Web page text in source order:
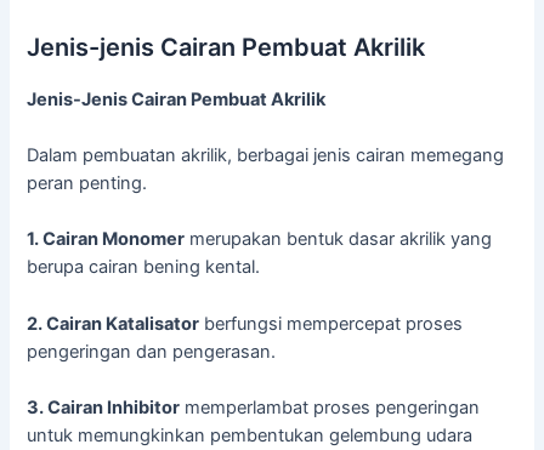
Jenis-jenis Cairan Pembuat Akrilik
Jenis-Jenis Cairan Pembuat Akrilik
Dalam pembuatan akrilik, berbagai jenis cairan memegang
peran penting.
1. Cairan Monomer merupakan bentuk dasar akrilik yang
berupa cairan bening kental.
2. Cairan Katalisator berfungsi mempercepat proses
pengeringan dan pengerasan.
3. Cairan Inhibitor memperlambat proses pengeringan
untuk memungkinkan pembentukan gelembung udara